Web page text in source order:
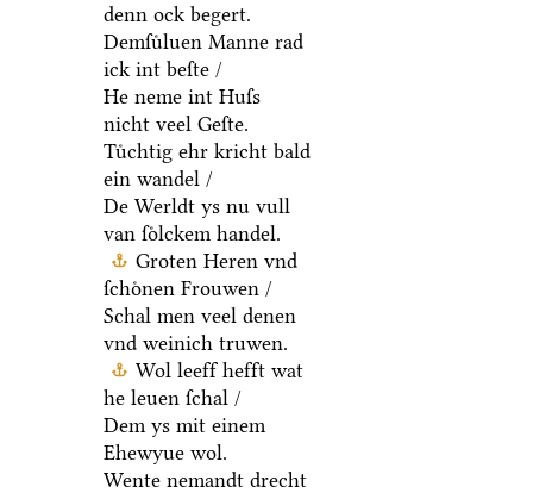
denn ock begert.
Demſuͤluen Manne rad
ick int beſte /
He neme int Huſs
nicht veel Geſte.
Tuͤchtig ehr kricht bald
ein wandel /
De Werldt ys nu vull
van ſoͤlckem handel.
Groten Heren vnd
ſchoͤnen Frouwen /
Schal men veel denen
vnd weinich truwen.
Wol leeff hefft wat
he leuen ſchal /
Dem ys mit einem
Ehewyue wol.
Wente nemandt drecht